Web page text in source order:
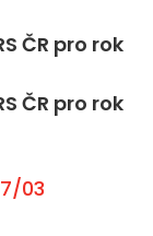
ČR pro rok
ČR pro rok
03